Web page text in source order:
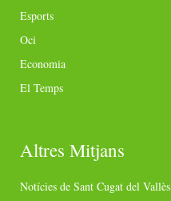
Esports
Oci
Economia
El Temps
Altres Mitjans
Notícies de Sant Cugat del Vallès